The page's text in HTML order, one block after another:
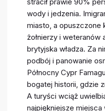
wody i jedzenia.
miasto, a opuszczone
żołnierzy i weteranów
brytyjska władza. Za
podbój i panowanie
Północny Cypr
bogatej historii, gdzie
A turyści wciąż
najpiękniejsze